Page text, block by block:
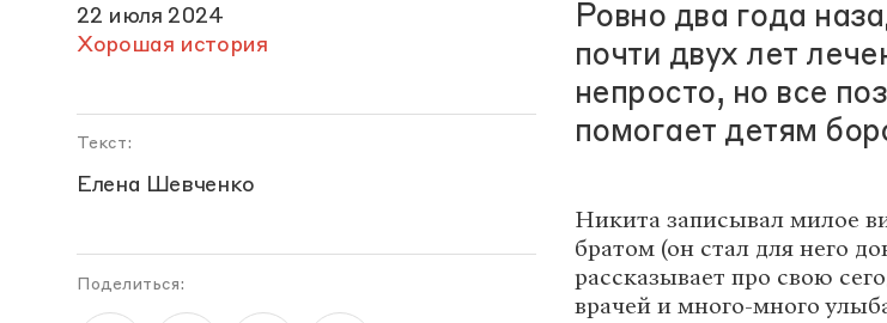
22 июля 2024
Хорошая история
Текст:
Елена Шевченко
Поделиться:
Ровно два года
почти двух лет
непросто, но все
помогает детям
Никита записывал милое
братом (он стал для него
рассказывает про свою
врачей и много-много